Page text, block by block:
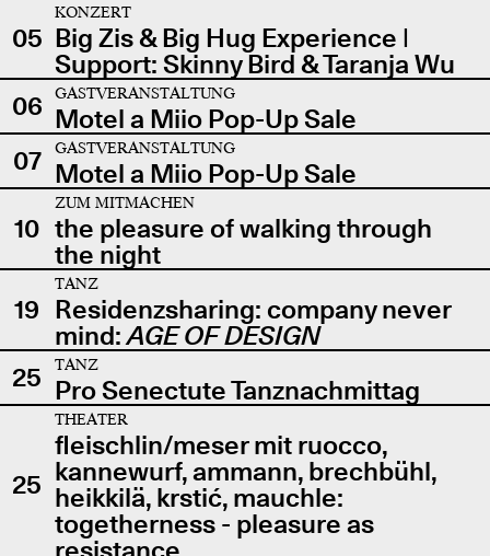
05
KONZERT
Big Zis & Big Hug Experience |
Support: Skinny Bird & Taranja Wu
06
GASTVERANSTALTUNG
Motel a Miio Pop-Up Sale
07
GASTVERANSTALTUNG
Motel a Miio Pop-Up Sale
10
ZUM MITMACHEN
the pleasure of walking through
the night
19
TANZ
Residenzsharing: company never
mind:AGE OF DESIGN
25
TANZ
Pro Senectute Tanznachmittag
25
THEATER
fleischlin/meser mit ruocco,
kannewurf, ammann, brechbühl,
heikkilä, krstić, mauchle:
togetherness - pleasure as